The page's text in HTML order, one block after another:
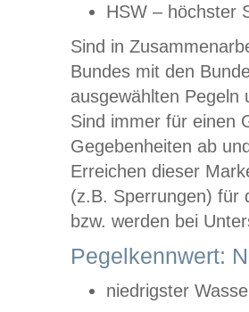
HSW – höchster
Sind in
Bundes mit den
ausgewählten
Sind immer für einen
Gegebenheiten ab
Erreichen dieser
(z.B. Sperrungen) für
bzw. werden bei
Pegelkennwert:
niedrigster